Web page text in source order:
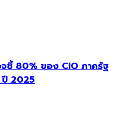
ชี้ 80% ของ CIO ภาครัฐ
ปี 2025